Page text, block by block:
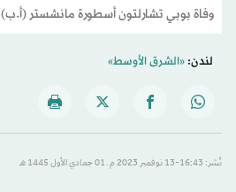
وفاة بوبي تشارلتون أسطورة مانشستر (أ.ب)
لندن:«الشرق الأوسط»
نُشر: 16:43-13 نوفمبر 2023 م ـ 01 جمادي الأول 1445 هـ